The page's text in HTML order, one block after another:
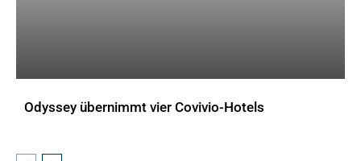
Odyssey übernimmt vier Covivio-Hotels